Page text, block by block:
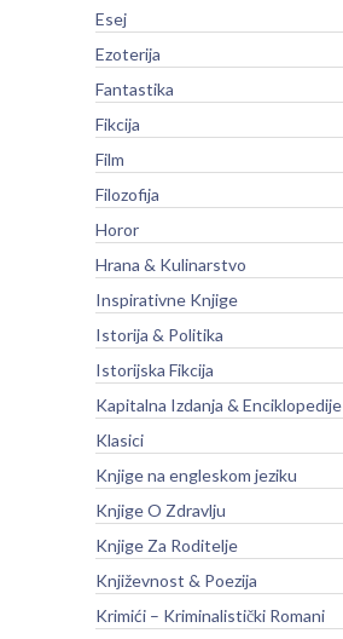
Esej
Ezoterija
Fantastika
Fikcija
Film
Filozofija
Horor
Hrana & Kulinarstvo
Inspirativne Knjige
Istorija & Politika
Istorijska Fikcija
Kapitalna Izdanja & Enciklopedije
Klasici
Knjige na engleskom jeziku
Knjige O Zdravlju
Knjige Za Roditelje
Književnost & Poezija
Krimići – Kriminalistički Romani